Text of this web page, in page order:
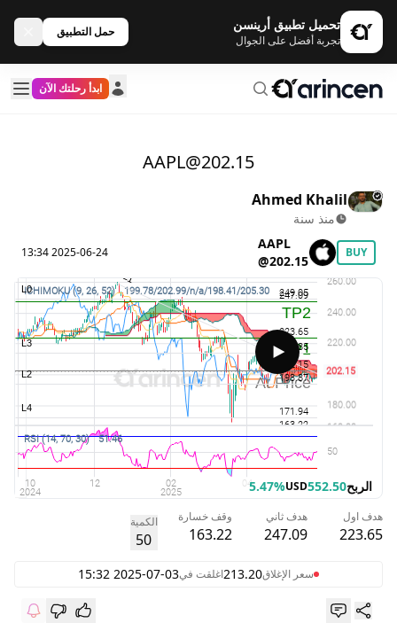
تحميل تطبيق أرينسن
تجربة أفضل على الجوال
حمل التطبيق
ابدأ رحلتك الآن
AAPL@202.15
Ahmed Khalil
منذ سنة
BUY
AAPL
@202.15
2025-06-24 13:34
الربح552.50
USD
5.47%
هدف اول
223.65
هدف ثاني
247.09
وقف خسارة
163.22
الكمية
50
سعر الإغلاق213.20اغلقت في2025-07-03 15:32